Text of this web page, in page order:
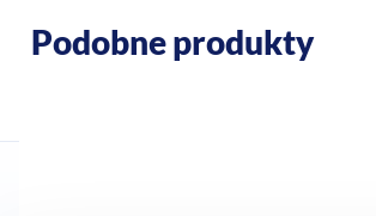
Podobne produkty